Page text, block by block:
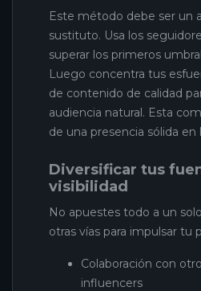
Este método debe ser un
sustituto. Usa los
superar los primeros
Luego concentra tus
de contenido de calidad
audiencia natural. Esta
de una presencia sólida en
Diversificar tus
visibilidad
No apuestes todo a un
otras vías para impulsar tu
Colaboración con
influencers